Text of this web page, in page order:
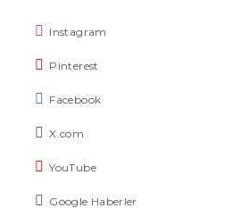
Instagram
Pinterest
Facebook
X.com
YouTube
Google Haberler